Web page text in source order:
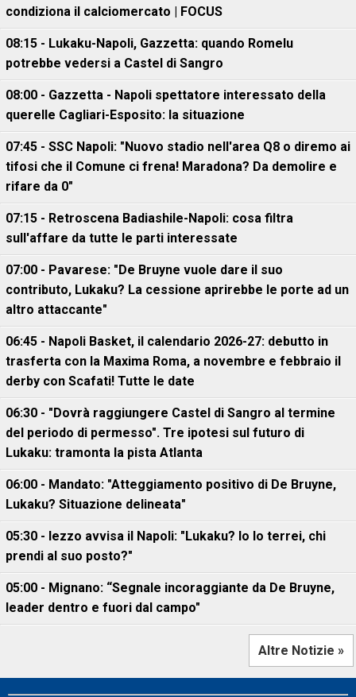
condiziona il calciomercato | FOCUS
08:15 - Lukaku-Napoli, Gazzetta: quando Romelu
potrebbe vedersi a Castel di Sangro
08:00 - Gazzetta - Napoli spettatore interessato della
querelle Cagliari-Esposito: la situazione
07:45 - SSC Napoli: "Nuovo stadio nell'area Q8 o diremo ai
tifosi che il Comune ci frena! Maradona? Da demolire e
rifare da 0"
07:15 - Retroscena Badiashile-Napoli: cosa filtra
sull'affare da tutte le parti interessate
07:00 - Pavarese: "De Bruyne vuole dare il suo
contributo, Lukaku? La cessione aprirebbe le porte ad un
altro attaccante"
06:45 - Napoli Basket, il calendario 2026-27: debutto in
trasferta con la Maxima Roma, a novembre e febbraio il
derby con Scafati! Tutte le date
06:30 - "Dovrà raggiungere Castel di Sangro al termine
del periodo di permesso". Tre ipotesi sul futuro di
Lukaku: tramonta la pista Atlanta
06:00 - Mandato: "Atteggiamento positivo di De Bruyne,
Lukaku? Situazione delineata"
05:30 - Iezzo avvisa il Napoli: "Lukaku? Io lo terrei, chi
prendi al suo posto?"
05:00 - Mignano: “Segnale incoraggiante da De Bruyne,
leader dentro e fuori dal campo"
Altre Notizie »